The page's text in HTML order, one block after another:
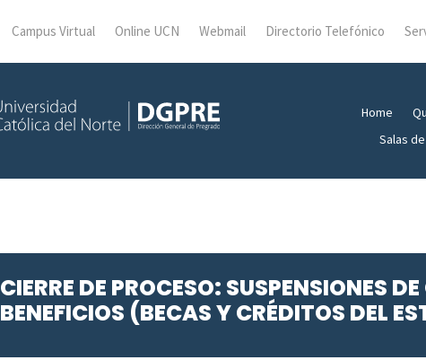
Campus Virtual Online UCN Webmail Directorio Telefónico
Home
Salas
CIERRE DE PROCESO: SUSPENSIONES
BENEFICIOS (BECAS Y CRÉDITOS DEL